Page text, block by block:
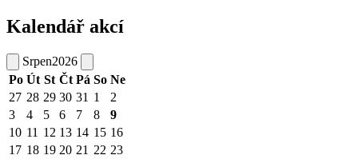
Kalendář akcí
Srpen2026
Po Út St Čt Pá So Ne
27 28 29 30 31 1
2
3
4 5 6 7 8
9
10 11 12 13 14 15 16
17 18 19 20 21 22 23